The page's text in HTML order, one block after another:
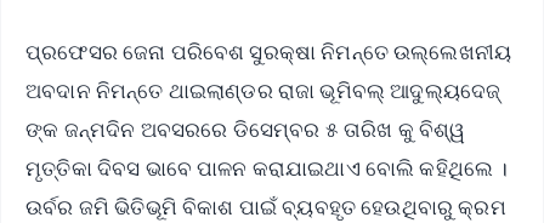
ପ୍ରଫେସର ଜେନା ପରିବେଶ ସୁରକ୍ଷା ନିମନ୍ତେ ଉଲ୍ଲେଖନୀୟ
ଅବଦାନ ନିମନ୍ତେ ଥାଇଲାଣ୍ଡର ରାଜା ଭୂମିବଲ୍ ଆଦୁଲ୍ୟଦେଜ୍
ଙ୍କ ଜନ୍ମଦିନ ଅବସରରେ ଡିସେମ୍ବର ୫ ତାରିଖ କୁ ବିଶ୍ୱ
ମୃତ୍ତିକା ଦିବସ ଭାବେ ପାଳନ କରାଯାଇଥାଏ ବୋଲି କହିଥିଲେ ।
ଉର୍ବର ଜମି ଭିତିଭୂମି ବିକାଶ ପାଇଁ ବ୍ୟବହୃତ ହେଉଥିବାରୁ କ୍ରମ